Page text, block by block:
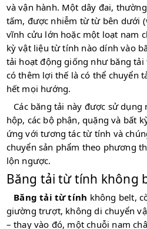
và vận hành. Một dây đai,
tấm, được nhiễm từ từ bên dưới
vĩnh cửu lớn hoặc một loạt nam
kỳ vật liệu từ tính nào dính vào
tải hoạt động giống như băng
có thêm lợi thế là có thể chuyển
hết mọi hướng.
Các băng tải này được sử
hộp, các bộ phận, quặng và bất
ứng với tương tác từ tính và
chuyển sản phẩm theo phương
lộn ngược.
Băng tải từ tính không
Băng tải từ tính không belt,
giường trượt, không di chuyển
– thay vào đó, một chuỗi nam